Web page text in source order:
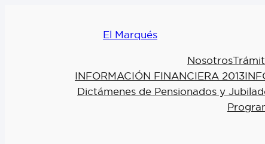
El Marqués
Nosotros
INFORMACIÓN FINANCIERA 2013
Dictámenes de Pensionados y